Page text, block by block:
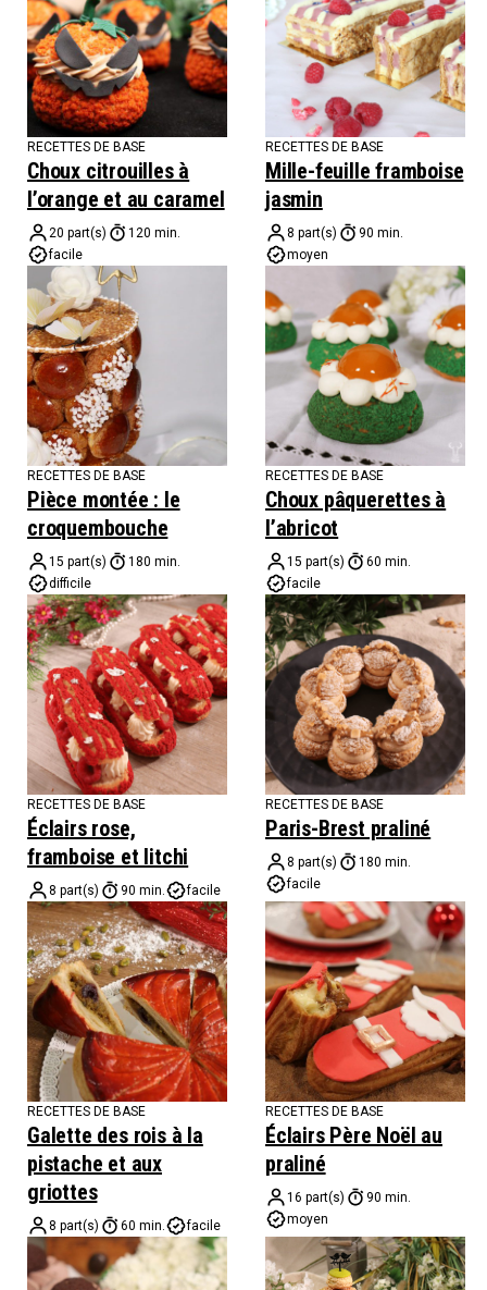
RECETTES DE BASE
Choux citrouilles à
l’orange et au caramel
20 part(s)
120 min.
facile
RECETTES DE BASE
Mille-feuille framboise
jasmin
8 part(s)
90 min.
moyen
RECETTES DE BASE
Pièce montée : le
croquembouche
15 part(s)
180 min.
difficile
RECETTES DE BASE
Choux pâquerettes à
l’abricot
15 part(s)
60 min.
facile
RECETTES DE BASE
Éclairs rose,
framboise et litchi
8 part(s) 90 min. facile
RECETTES DE BASE
Paris-Brest praliné
8 part(s)
180 min.
facile
RECETTES DE BASE
Galette des rois à la
pistache et aux
griottes
8 part(s) 60 min. facile
RECETTES DE BASE
Éclairs Père Noël au
praliné
16 part(s)
90 min.
moyen